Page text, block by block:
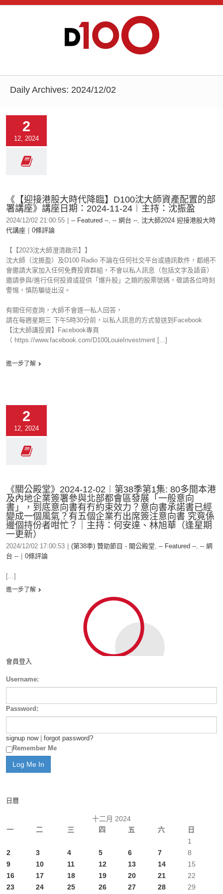
Daily Archives: 2024/12/02
2
12, 2024
《【迎接港股大時代降臨】D100沈大師資產配置的部
署講座》講座日期：2024-11-24︱主持：沈振盈
2024/12/02 21:00:55 -- Featured --, -- 網台 --, 沈大師2024 迎接港股大時
代講座
0條評論
【【2023沈大師澄清啟示】】
沈大師（沈振盈）及D100 Radio 不論在任何社交平台或通訊軟件，都絕不
會邀請大家加入任何免費投資群組，不會以私人訊息（包括文字及語音）
邀請參與/進行任何投資或提供「爆升股」之類的股票號碼，敬請各位時刻
警惕，慎防騙徒出沒。
有關任何查詢，大師不會逐一私人回答，
請在每週星期三 下午5時30分前，以私人訊息的方式發送到Facebook
【沈大師講投資】Facebook專頁
（ https://www.facebook.com/D100LouieInvestment [...]
進一步了解
2
12, 2024
《關公殿堂》2024-12-02︱第38季第1集: 80多間本港
及內地企業簽署參與北部都會區發展「一般意向
書」，到底意向書有冇約束效力？意向書承諾書已經
變成一個風氣？有五個企業冇出席簽注意向書 究竟係
邊個持份者咁忙？｜主持：何安達、林旭華（逢星期
一更新）
2024/12/02 17:00:53 (第38季) 贊助節目 - 關公殿堂, -- Featured --, -- 網
台 --
0條評論
[...]
進一步了解
會員登入
Username:
Password:
signup now| forgot password?
Remember Me
日曆
十二月 2024
一
二 三 四 五 六
日
1
2
3 4 5 6 7
8
9
10 11 12 13 14
15
16
17 18 19 20 21
22
23
24 25 26 27 28 29